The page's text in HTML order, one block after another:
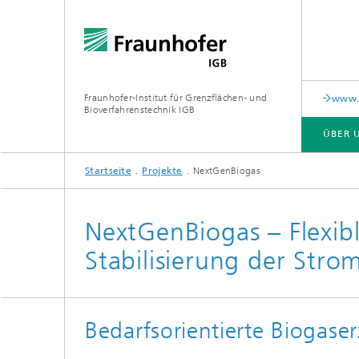
Fraunhofer-Institut für Grenzflächen- und
Bioverfahrenstechnik IGB
ÜBER
ÜBER UNS
ZUSAMMENARBEIT
FORSCHUNG
In-vitro-Diagnostik
ANALYTIK / PRÜFUNG
PUBLIKATIONEN
Startseite Projekte NextGenBiogas
NextGenBiogas –
Stabilisierung der
Bedarfsorientierte